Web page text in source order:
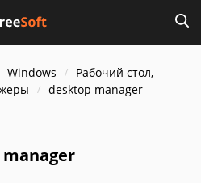
Windows
Рабочий стол,
desktop manager